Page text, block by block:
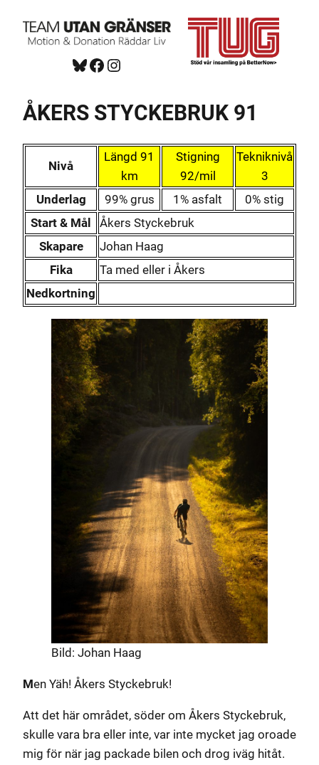
Bluesky Facebook https://www.instagram.com/tug_ck/
ÅKERS STYCKEBRUK 91
Nivå
Längd 91
km
Stigning
92/mil
Tekniknivå
3
Underlag
99% grus 1% asfalt
0% stig
Start & Mål
Åkers Styckebruk
Skapare
Johan Haag
Fika
Ta med eller i Åkers
Nedkortning
Bild: Johan Haag
Men Yäh! Åkers Styckebruk!
Att det här området, söder om Åkers Styckebruk,
skulle vara bra eller inte, var inte mycket jag oroade
mig för när jag packade bilen och drog iväg hitåt.